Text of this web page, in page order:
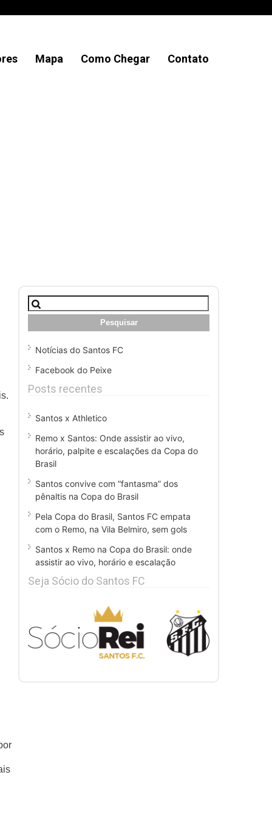
Mapa Como Chegar Contato
Pesquisar
por:
Notícias do Santos FC
Facebook do Peixe
Posts recentes
Santos x Athletico
Remo x Santos: Onde assistir ao vivo,
horário, palpite e escalações da Copa do
Brasil
Santos convive com “fantasma” dos
pênaltis na Copa do Brasil
Pela Copa do Brasil, Santos FC empata
com o Remo, na Vila Belmiro, sem gols
Santos x Remo na Copa do Brasil: onde
assistir ao vivo, horário e escalação
Seja Sócio do Santos FC